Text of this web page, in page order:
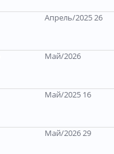
Апрель/2025 26
Май/2026
Май/2025 16
Май/2026 29